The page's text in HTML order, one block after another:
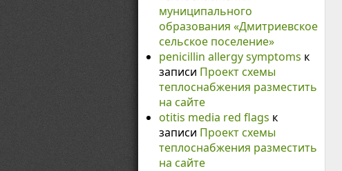
муниципального
образования «Дмитриевское
сельское поселение»
penicillin allergy symptoms к
записи Проект схемы
теплоснабжения разместить
на сайте
otitis media red flags к
записи Проект схемы
теплоснабжения разместить
на сайте